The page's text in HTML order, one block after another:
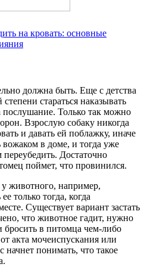
на кровать: основные
должна быть. Еще с детства
стараться наказывать
послушание. Только так можно
Взрослую собаку никогда
и давать ей поблажку, иначе
вожаком в доме, и тогда уже
переубедить. Достаточно
поймет, что провинился.
животного, например,
только тогда, когда
Существует вариант застать
что животное гадит, нужно
в питомца чем-либо
акта мочеиспускания или
понимать, что такое